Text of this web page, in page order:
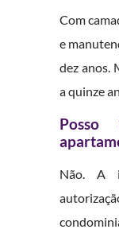
Com
e
dez anos.
a quinze
Não. A